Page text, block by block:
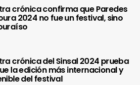
crónica confirma que Paredes
2024 no fue un festival, sino
crónica del Sinsal 2024 prueba
la edición más internacional y
del festival